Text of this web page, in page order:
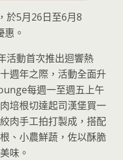
於5月26日至6月8
。
活動首次推出迴響熱
週年之際，活動全面升
每週一至週五上午
培根切達起司漢堡買一
肉手工拍打製成，搭配
、小農鮮蔬，佐以酥脆
味。